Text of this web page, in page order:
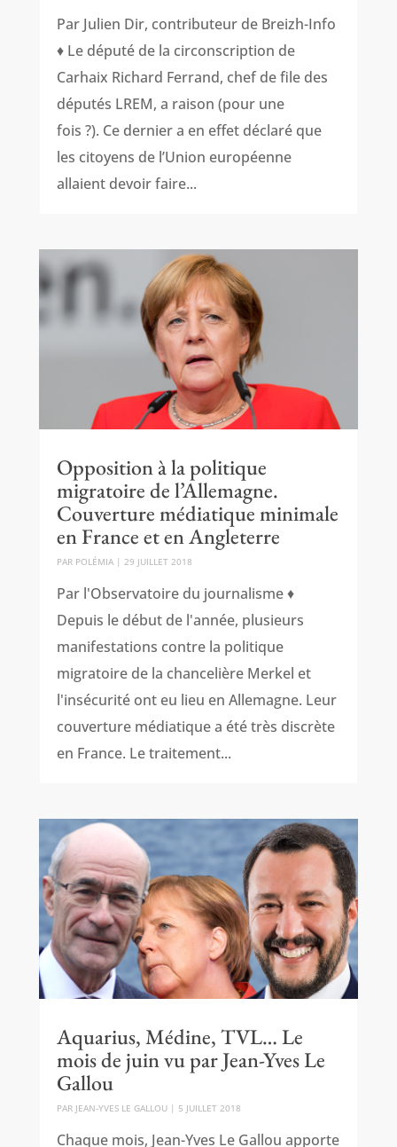
Par Julien Dir, contributeur de Breizh-Info
♦ Le député de la circonscription de
Carhaix Richard Ferrand, chef de file des
députés LREM, a raison (pour une
fois ?). Ce dernier a en effet déclaré que
les citoyens de l’Union européenne
allaient devoir faire...
Opposition à la politique
migratoire de l’Allemagne.
Couverture médiatique minimale
en France et en Angleterre
PAR POLÉMIA| 29 JUILLET 2018
Par l'Observatoire du journalisme ♦
Depuis le début de l'année, plusieurs
manifestations contre la politique
migratoire de la chancelière Merkel et
l'insécurité ont eu lieu en Allemagne. Leur
couverture médiatique a été très discrète
en France. Le traitement...
Aquarius, Médine, TVL… Le
mois de juin vu par Jean-Yves Le
Gallou
PAR JEAN-YVES LE GALLOU| 5 JUILLET 2018
Chaque mois, Jean-Yves Le Gallou apporte